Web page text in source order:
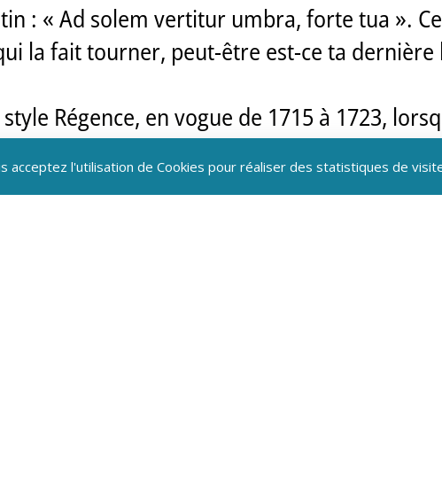
: « Ad solem vertitur umbra, forte tua ».
la fait tourner, peut-être est-ce ta dernière
Régence, en vogue de 1715 à 1723,
La table horaire est encadrée de
de feuillages et entre chaque volute, des
acceptez l'utilisation de Cookies pour réaliser des statistiques de